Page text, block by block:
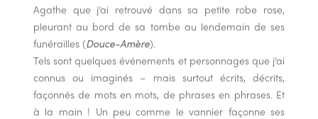
Agathe que j’ai retrouvé dans sa petite robe rose,
pleurant au bord de sa tombe au lendemain de ses
funérailles (Douce-Amère).
Tels sont quelques événements et personnages que j’ai
connus ou imaginés – mais surtout écrits, décrits,
façonnés de mots en mots, de phrases en phrases. Et
à la main ! Un peu comme le vannier façonne ses